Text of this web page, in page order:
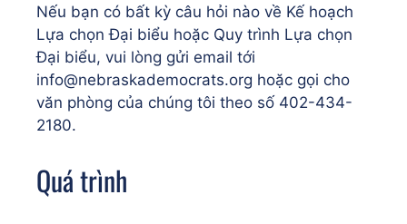
Nếu bạn có bất kỳ câu hỏi nào về Kế hoạch
Lựa chọn Đại biểu hoặc Quy trình Lựa chọn
Đại biểu, vui lòng gửi email tới
info@nebraskademocrats.org hoặc gọi cho
văn phòng của chúng tôi theo số 402-434-
2180.
Quá trình